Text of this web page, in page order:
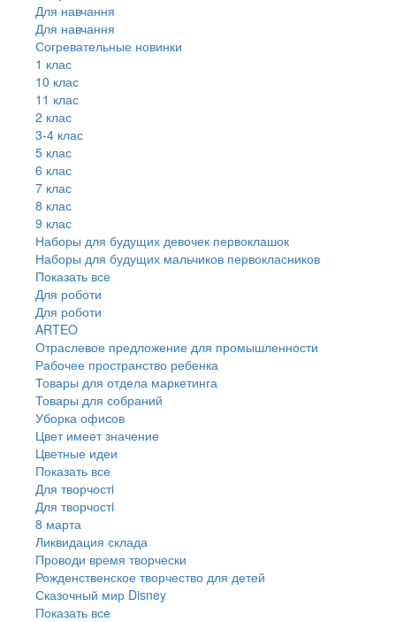
Для навчання
Для навчання
Согревательные новинки
1 клас
10 клас
11 клас
2 клас
3-4 клас
5 клас
6 клас
7 клас
8 клас
9 клас
Наборы для будущих девочек первоклашок
Наборы для будущих мальчиков первокласников
Показать все
Для роботи
Для роботи
ARTEO
Отраслевое предложение для промышленности
Рабочее пространство ребенка
Товары для отдела маркетинга
Товары для собраний
Уборка офисов
Цвет имеет значение
Цветные идеи
Показать все
Для творчостi
Для творчостi
8 марта
Ликвидация склада
Проводи время творчески
Рожденственское творчество для детей
Сказочный мир Disney
Показать все